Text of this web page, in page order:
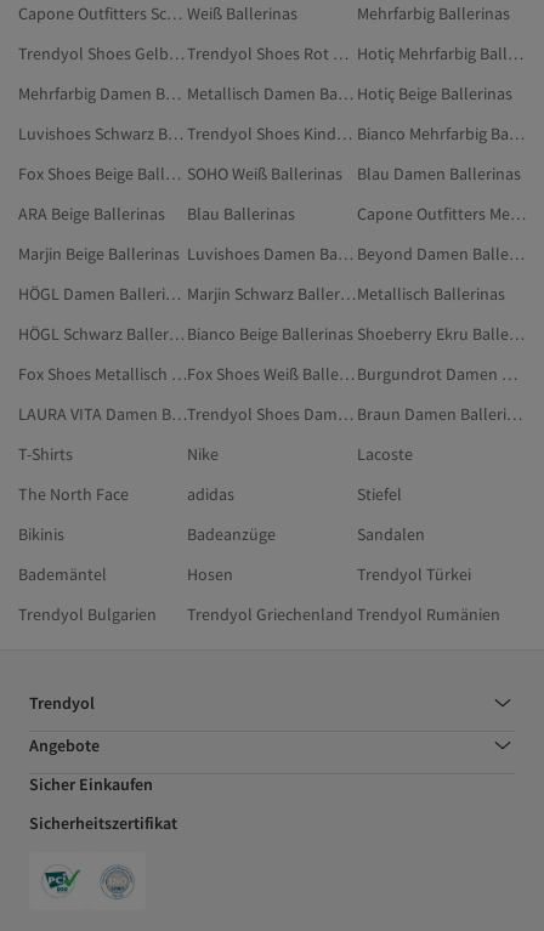
Capone Outfitters Schwarz Ballerinas Weiß Ballerinas
Mehrfarbig Ballerinas
Trendyol Shoes Gelb Ballerinas
Trendyol Shoes Rot Ballerinas
Hotiç Mehrfarbig Ballerinas
Mehrfarbig Damen Ballerinas
Metallisch Damen Ballerinas Hotiç Beige Ballerinas
Luvishoes Schwarz Ballerinas
Trendyol Shoes Kinder Ballerinas
Bianco Mehrfarbig Ballerinas
Fox Shoes Beige Ballerinas SOHO Weiß Ballerinas
Blau Damen Ballerinas
ARA Beige Ballerinas
Blau Ballerinas
Capone Outfitters Mehrfarbig Ballerinas
Marjin Beige Ballerinas
Luvishoes Damen Ballerinas
Beyond Damen Ballerinas
HÖGL Damen Ballerinas
Marjin Schwarz BallerinasMetallisch Ballerinas
HÖGL Schwarz Ballerinas Bianco Beige Ballerinas
Shoeberry Ekru Ballerinas
Fox Shoes Metallisch Ballerinas
Fox Shoes Weiß Ballerinas
Burgundrot Damen Ballerinas
LAURA VITA Damen Ballerinas
Trendyol Shoes Damen Schuhe
Braun Damen Ballerinas
T-Shirts
Nike
Lacoste
The North Face
adidas
Stiefel
Bikinis
Badeanzüge
Sandalen
Bademäntel
Hosen
Trendyol Türkei
Trendyol Bulgarien
Trendyol Griechenland Trendyol Rumänien
Trendyol
Angebote
Sicher Einkaufen
Sicherheitszertifikat